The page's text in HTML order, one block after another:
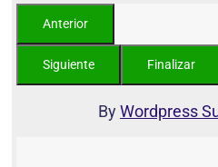
ByWordpress